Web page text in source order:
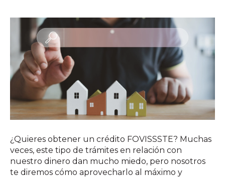
¿Quieres obtener un crédito FOVISSSTE? Muchas
veces, este tipo de trámites en relación con
nuestro dinero dan mucho miedo, pero nosotros
te diremos cómo aprovecharlo al máximo y